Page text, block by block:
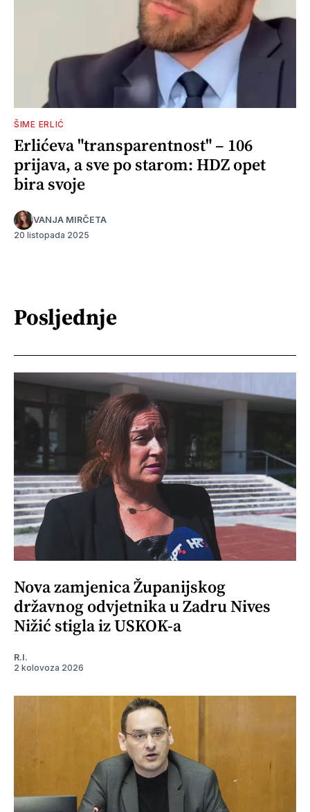
ŠIME ERLIĆ
Erlićeva "transparentnost" – 106
prijava, a sve po starom: HDZ opet
bira svoje
VANJA MIRČETA
20 listopada 2025
Posljednje
Nova zamjenica Županijskog
državnog odvjetnika u Zadru Nives
Nižić stigla iz USKOK-a
R.I.
2 kolovoza 2026